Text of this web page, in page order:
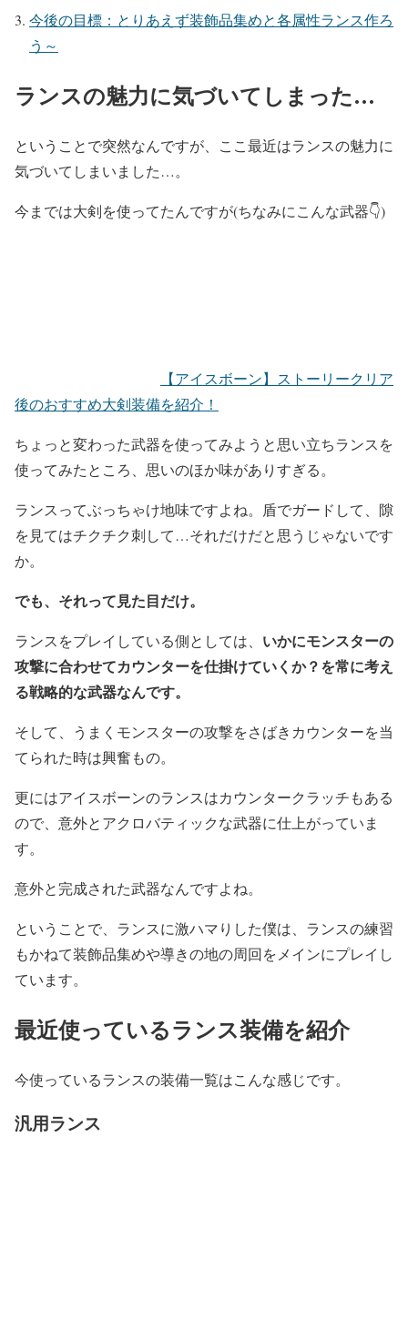
今後の目標：とりあえず装飾品集めと各属性ランス作ろ
う～
ランスの魅力に気づいてしまった…
ということで突然なんですが、ここ最近はランスの魅力に
気づいてしまいました…。
今までは大剣を使ってたんですが(ちなみにこんな武器👇)
【アイスボーン】ストーリークリア
後のおすすめ大剣装備を紹介！
ちょっと変わった武器を使ってみようと思い立ちランスを
使ってみたところ、思いのほか味がありすぎる。
ランスってぶっちゃけ地味ですよね。盾でガードして、隙
を見てはチクチク刺して…それだけだと思うじゃないです
か。
でも、それって見た目だけ。
ランスをプレイしている側としては、 いかにモンスターの
攻撃に合わせてカウンターを仕掛けていくか？を常に考え
る戦略的な武器なんです。
そして、うまくモンスターの攻撃をさばきカウンターを当
てられた時は興奮もの。
更にはアイスボーンのランスはカウンタークラッチもある
ので、意外とアクロバティックな武器に仕上がっていま
す。
意外と完成された武器なんですよね。
ということで、ランスに激ハマりした僕は、ランスの練習
もかねて装飾品集めや導きの地の周回をメインにプレイし
ています。
最近使っているランス装備を紹介
今使っているランスの装備一覧はこんな感じです。
汎用ランス